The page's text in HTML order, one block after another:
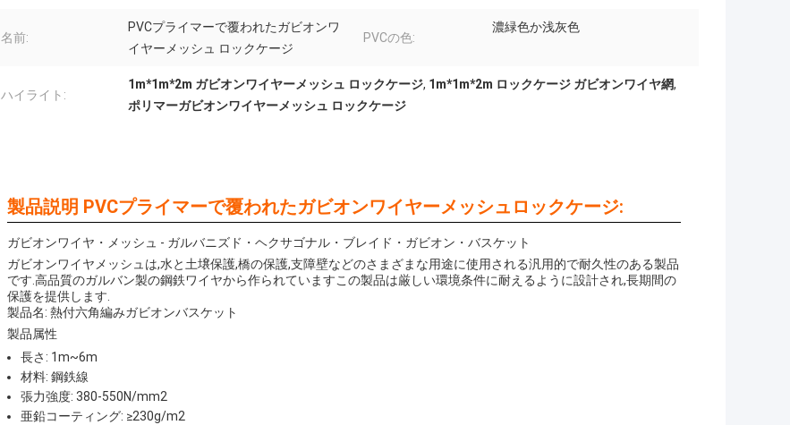
名前:
PVCプライマーで覆われたガビオンワ
イヤーメッシュ ロックケージ
PVCの色:
濃緑色か浅灰色
ハイライト:
1m*1m*2m ガビオンワイヤーメッシュ ロックケージ, 1m*1m*2m ロックケージ ガビオンワイヤ網,
ポリマーガビオンワイヤーメッシュ ロックケージ
製品説明 PVCプライマーで覆われたガビオンワイヤーメッシュロックケージ:
ガビオンワイヤ・メッシュ - ガルバニズド・ヘクサゴナル・ブレイド・ガビオン・バスケット
ガビオンワイヤメッシュは,水と土壌保護,橋の保護,支障壁などのさまざまな用途に使用される汎用的で耐久性のある製品
です.高品質のガルバン製の鋼鉄ワイヤから作られていますこの製品は厳しい環境条件に耐えるように設計され,長期間の
保護を提供します.
製品名: 熱付六角編みガビオンバスケット
製品属性
長さ: 1m~6m
材料: 鋼鉄線
張力強度: 380-550N/mm2
亜鉛コーティング: ≥230g/m2